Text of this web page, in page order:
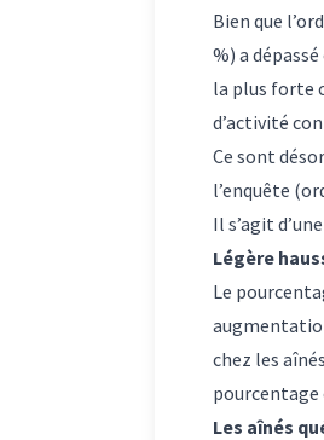
Bien que
%) a
la plus forte
d’activité
Ce sont
l’enquête
Il s’agit
Légère
Le
chez les
pourcentage
Les aînés